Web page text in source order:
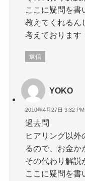
ここに疑問を書
教えてくれるん
考えております
返信
YOKO
2010年4月27日 3:32 PM
過去問
ヒアリング以外
るので、お金か
その代わり解説
ここに疑問を書